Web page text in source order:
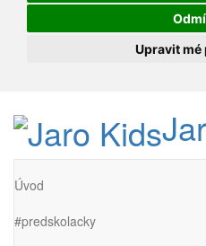
Upravit
Úvod
#predskolacky